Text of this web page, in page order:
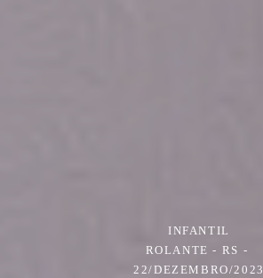
INFANTIL
ROLANTE - RS
22/DEZEMBRO/2023